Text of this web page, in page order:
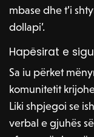
mbase dhe t’i
dollapi’.
Hapësirat e
Sa iu përket
komunitetit
Liki shpjegoi se
verbal e gjuhës